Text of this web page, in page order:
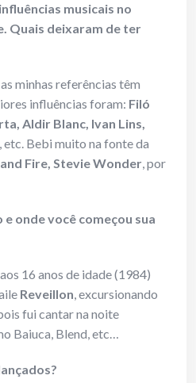
musicais no
Quais deixaram de ter
minhas referências têm
influências foram: Filó
Aldir Blanc, Ivan Lins,
, etc. Bebi muito na fonte da
Fire, Stevie Wonder, por
e onde você começou sua
16 anos de idade (1984)
Reveillon, excursionando
fui cantar na noite
Baiuca, Blend, etc…